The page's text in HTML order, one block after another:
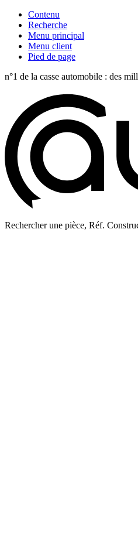
Contenu
Recherche
Menu principal
Menu client
Pied de page
n°1 de la casse automobile :
Rechercher une pièce, Réf.